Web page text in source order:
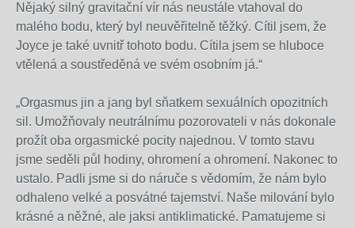
Nějaký silný gravitační vír nás neustále vtahoval do
malého bodu, který byl neuvěřitelně těžký. Cítil jsem, že
Joyce je také uvnitř tohoto bodu. Cítila jsem se hluboce
vtělená a soustředěná ve svém osobním já.“
„Orgasmus jin a jang byl sňatkem sexuálních opozitních
sil. Umožňovaly neutrálnímu pozorovateli v nás dokonale
prožít oba orgasmické pocity najednou. V tomto stavu
jsme seděli půl hodiny, ohromení a ohromení. Nakonec to
ustalo. Padli jsme si do náruče s vědomím, že nám bylo
odhaleno velké a posvátné tajemství. Naše milování bylo
krásné a něžné, ale jaksi antiklimatické. Pamatujeme si